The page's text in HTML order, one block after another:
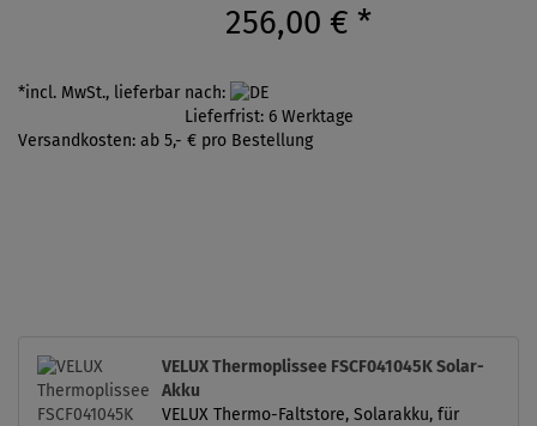
256,00 € *
*incl. MwSt., lieferbar nach:
Lieferfrist: 6 Werktage
Versandkosten: ab 5,- € pro Bestellung
VELUX Thermoplissee FSCF041045K Solar-
Akku
VELUX Thermo-Faltstore, Solarakku, für